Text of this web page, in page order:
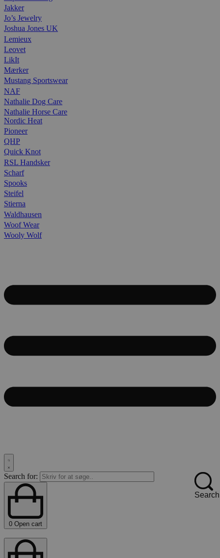
Jakker
Jo’s Jewelry
Joshua Jones UK
Lemieux
Leovet
LikIt
Mærker
Mustang Sportswear
NAF
Nathalie Dog Care
Nathalie Horse Care
Nordic Heat
Pioneer
QHP
Quick Knot
RSL Handsker
Scharf
Spooks
Steifel
Stierna
Waldhausen
Woof Wear
Wooly Wolf
Search for:
Search
0 Open cart